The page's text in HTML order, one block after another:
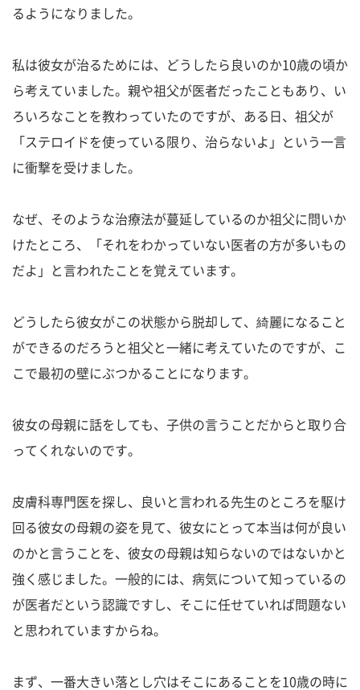
るようになりました。
私は彼女が治るためには、どうしたら良いのか10歳の頃か
ら考えていました。親や祖父が医者だったこともあり、い
ろいろなことを教わっていたのですが、ある日、祖父が
「ステロイドを使っている限り、治らないよ」という一言
に衝撃を受けました。
なぜ、そのような治療法が蔓延しているのか祖父に問いか
けたところ、「それをわかっていない医者の方が多いもの
だよ」と言われたことを覚えています。
どうしたら彼女がこの状態から脱却して、綺麗になること
ができるのだろうと祖父と一緒に考えていたのですが、こ
こで最初の壁にぶつかることになります。
彼女の母親に話をしても、子供の言うことだからと取り合
ってくれないのです。
皮膚科専門医を探し、良いと言われる先生のところを駆け
回る彼女の母親の姿を見て、彼女にとって本当は何が良い
のかと言うことを、彼女の母親は知らないのではないかと
強く感じました。一般的には、病気について知っているの
が医者だという認識ですし、そこに任せていれば問題ない
と思われていますからね。
まず、一番大きい落とし穴はそこにあることを10歳の時に